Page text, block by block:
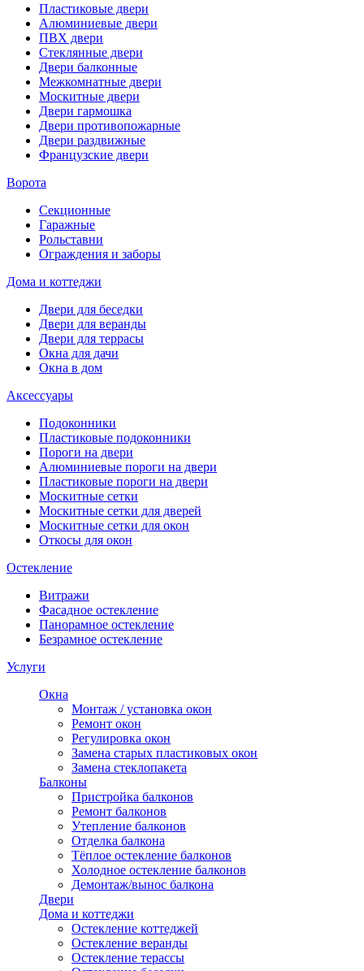
Пластиковые двери
Алюминиевые двери
ПВХ двери
Стеклянные двери
Двери балконные
Межкомнатные двери
Москитные двери
Двери гармошка
Двери противопожарные
Двери раздвижные
Французские двери
Ворота
Секционные
Гаражные
Рольставни
Ограждения и заборы
Дома и коттеджи
Двери для беседки
Двери для веранды
Двери для террасы
Окна для дачи
Окна в дом
Аксессуары
Подоконники
Пластиковые подоконники
Пороги на двери
Алюминиевые пороги на двери
Пластиковые пороги на двери
Москитные сетки
Москитные сетки для дверей
Москитные сетки для окон
Откосы для окон
Остекление
Витражи
Фасадное остекление
Панорамное остекление
Безрамное остекление
Услуги
Окна
Монтаж / установка окон
Ремонт окон
Регулировка окон
Замена старых пластиковых окон
Замена стеклопакета
Балконы
Пристройка балконов
Ремонт балконов
Утепление балконов
Отделка балкона
Тёплое остекление балконов
Холодное остекление балконов
Демонтаж/вынос балкона
Двери
Дома и коттеджи
Остекление коттеджей
Остекление веранды
Остекление терассы